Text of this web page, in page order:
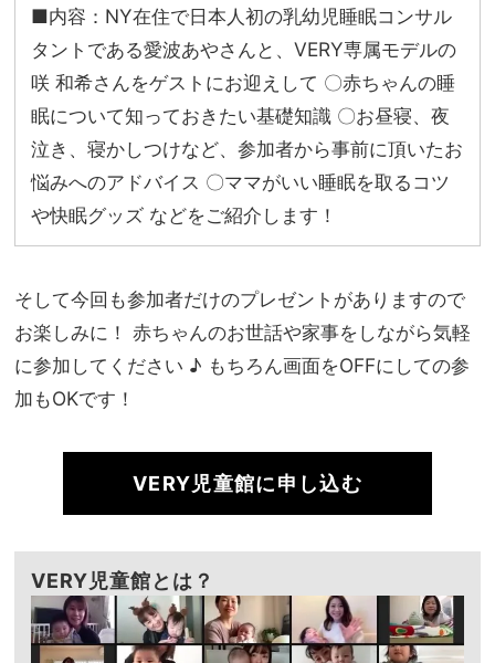
■内容：NY在住で日本人初の乳幼児睡眠コンサル
タントである愛波あやさんと、VERY専属モデルの
咲 和希さんをゲストにお迎えして 〇赤ちゃんの睡
眠について知っておきたい基礎知識 〇お昼寝、夜
泣き、寝かしつけなど、参加者から事前に頂いたお
悩みへのアドバイス 〇ママがいい睡眠を取るコツ
や快眠グッズ などをご紹介します！
そして今回も参加者だけのプレゼントがありますので
お楽しみに！ 赤ちゃんのお世話や家事をしながら気軽
に参加してください ♪ もちろん画面をOFFにしての参
加もOKです！
VERY児童館に申し込む
VERY児童館とは？